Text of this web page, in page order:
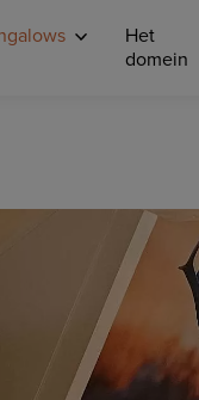
Het
domein